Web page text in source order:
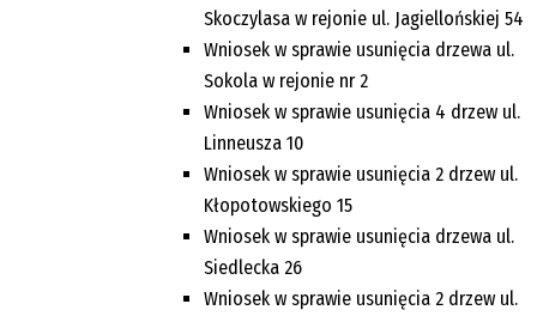
Skoczylasa w rejonie ul. Jagiellońskiej 54
Wniosek w sprawie usunięcia drzewa ul.
Sokola w rejonie nr 2
Wniosek w sprawie usunięcia 4 drzew ul.
Linneusza 10
Wniosek w sprawie usunięcia 2 drzew ul.
Kłopotowskiego 15
Wniosek w sprawie usunięcia drzewa ul.
Siedlecka 26
Wniosek w sprawie usunięcia 2 drzew ul.